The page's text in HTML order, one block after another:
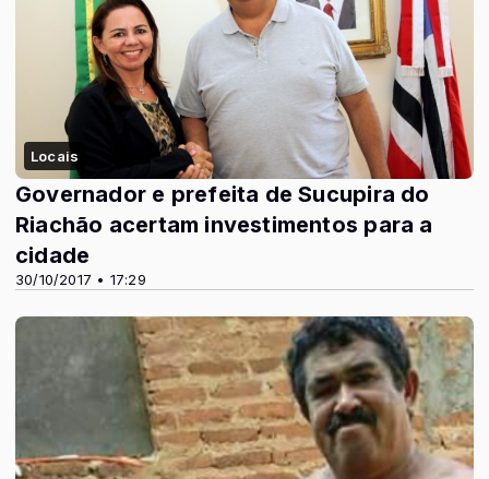
Locais
30/10/2017 • 17:29
Governador e prefeita de Sucupira do
Riachão acertam investimentos para a
cidade